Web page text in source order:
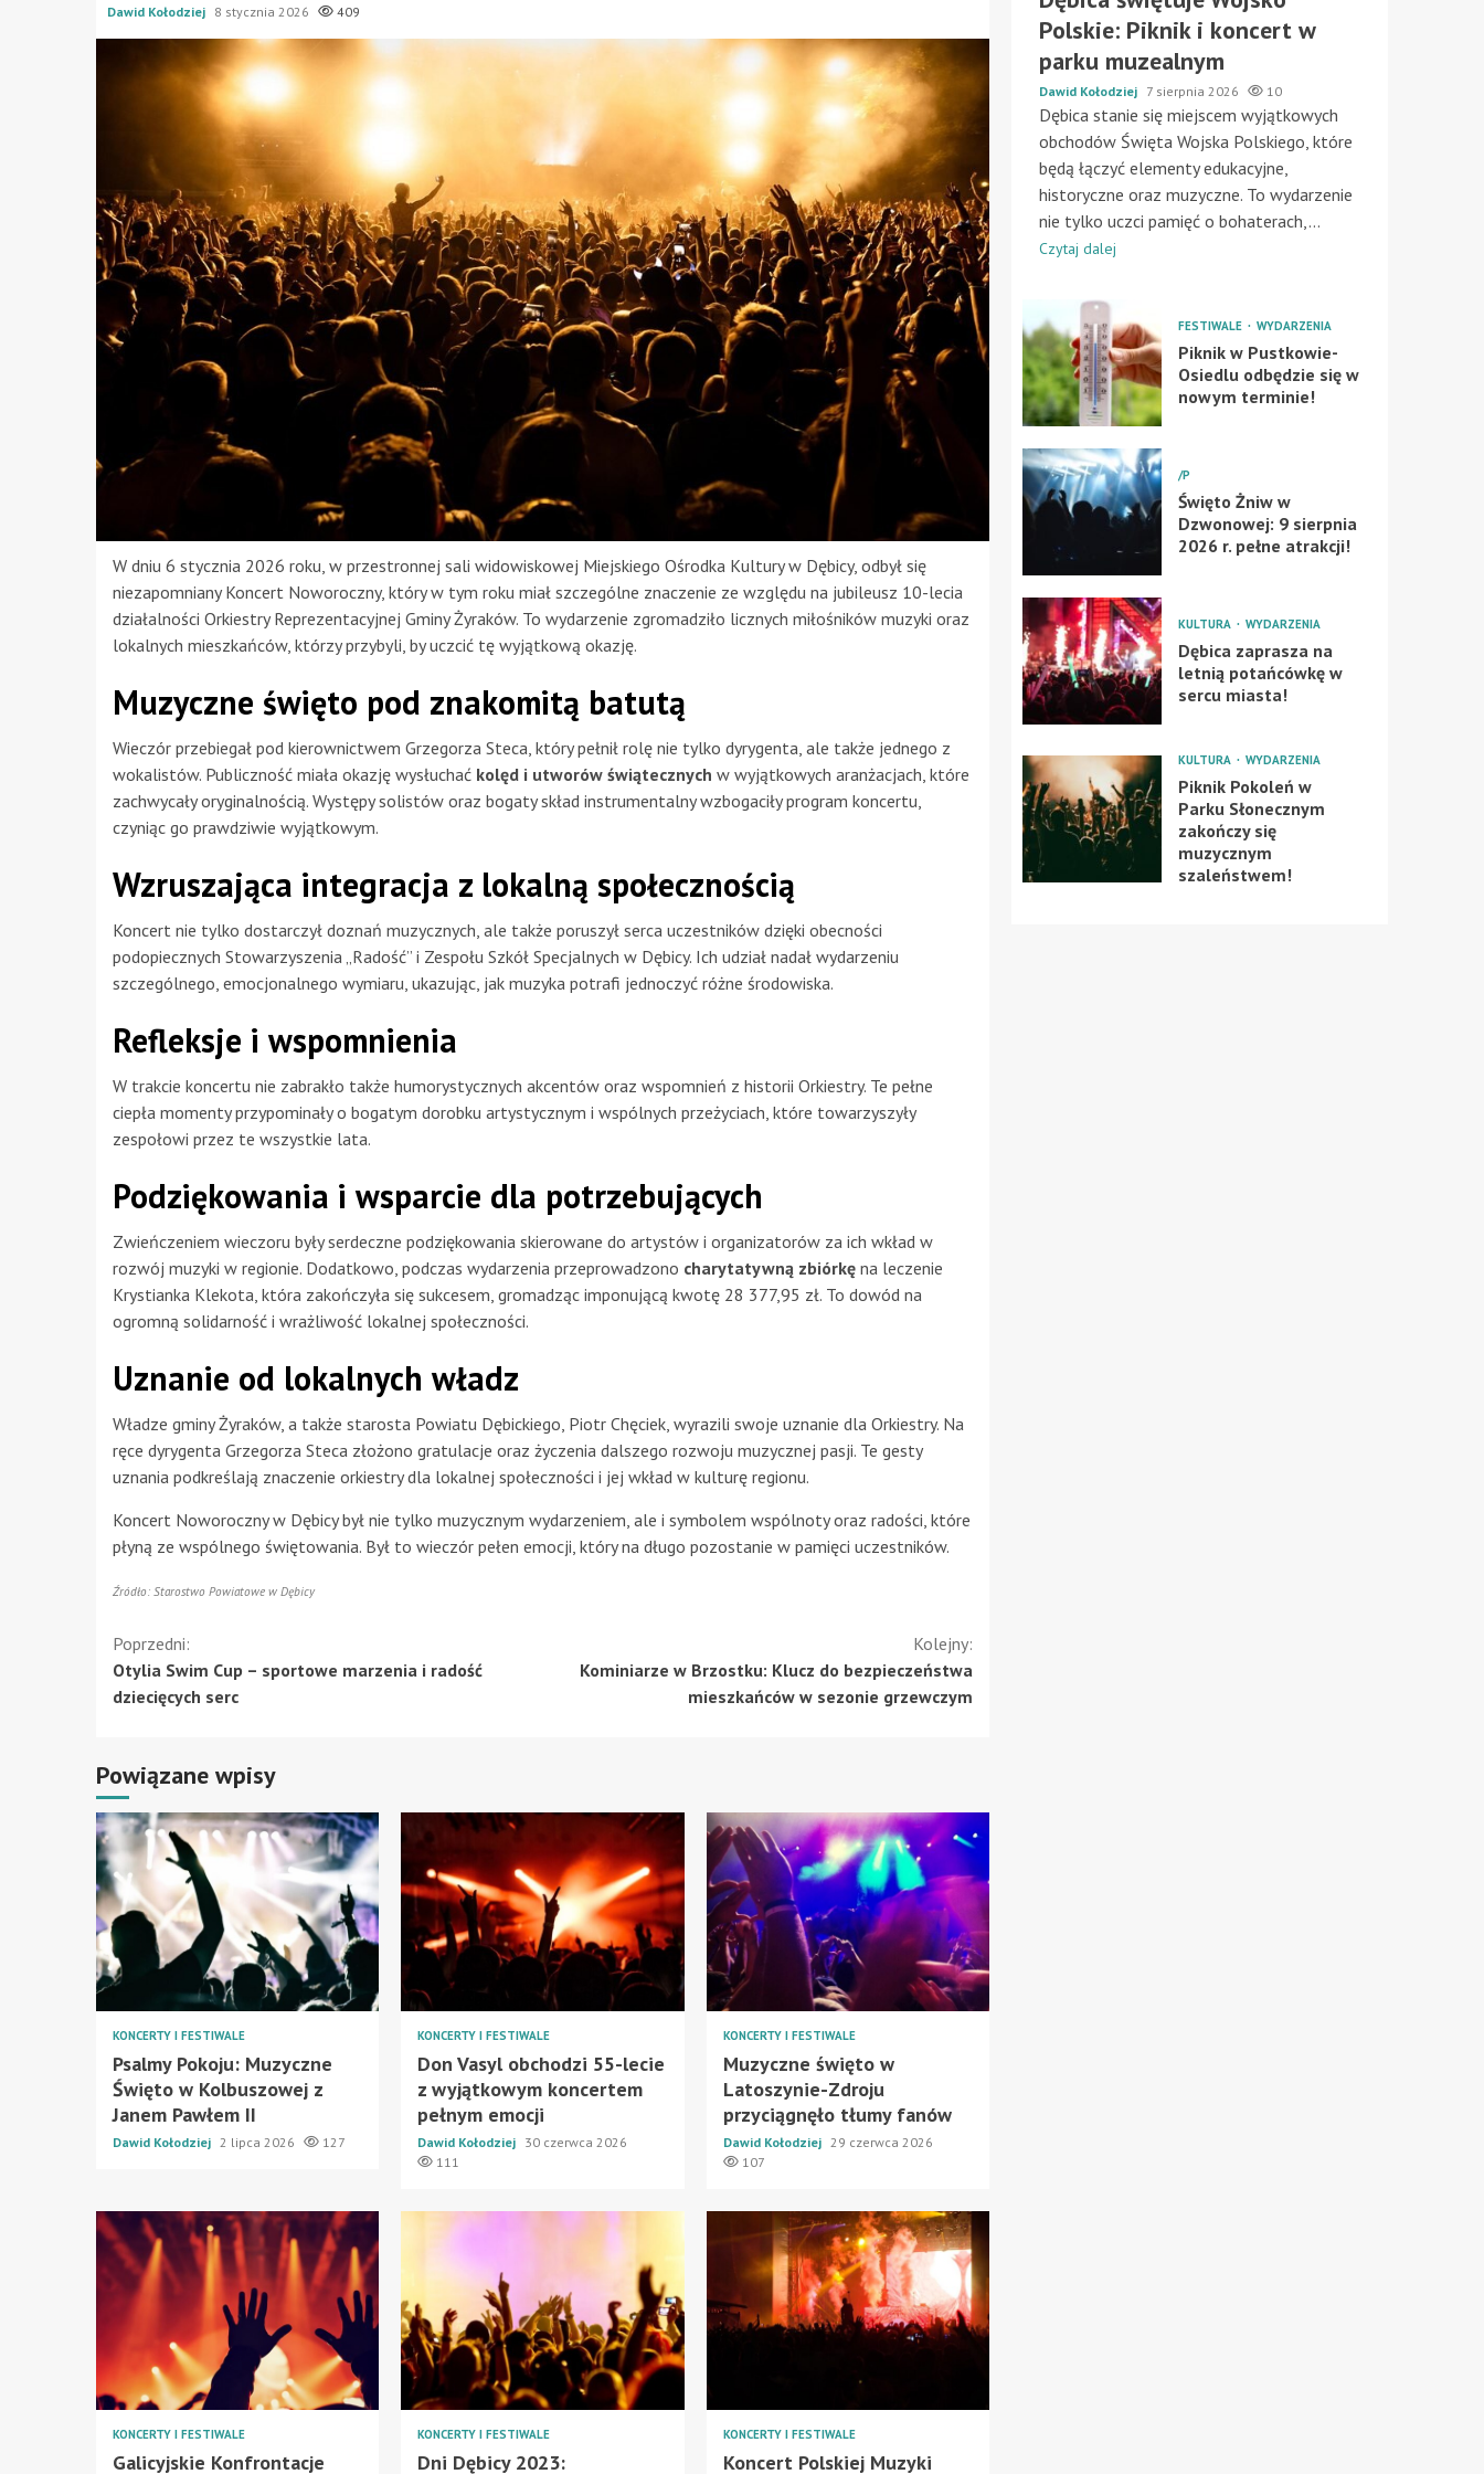
Dawid Kołodziej 8 stycznia 2026 409
W dniu 6 stycznia 2026 roku, w przestronnej sali widowiskowej Miejskiego Ośrodka Kultury w Dębicy, odbył się
niezapomniany Koncert Noworoczny, który w tym roku miał szczególne znaczenie ze względu na jubileusz 10-lecia
działalności Orkiestry Reprezentacyjnej Gminy Żyraków. To wydarzenie zgromadziło licznych miłośników muzyki oraz
lokalnych mieszkańców, którzy przybyli, by uczcić tę wyjątkową okazję.
Muzyczne święto pod znakomitą batutą
Wieczór przebiegał pod kierownictwem Grzegorza Steca, który pełnił rolę nie tylko dyrygenta, ale także jednego z
wokalistów. Publiczność miała okazję wysłuchać kolęd i utworów świątecznych w wyjątkowych aranżacjach, które
zachwycały oryginalnością. Występy solistów oraz bogaty skład instrumentalny wzbogaciły program koncertu,
czyniąc go prawdziwie wyjątkowym.
Wzruszająca integracja z lokalną społecznością
Koncert nie tylko dostarczył doznań muzycznych, ale także poruszył serca uczestników dzięki obecności
podopiecznych Stowarzyszenia „Radość” i Zespołu Szkół Specjalnych w Dębicy. Ich udział nadał wydarzeniu
szczególnego, emocjonalnego wymiaru, ukazując, jak muzyka potrafi jednoczyć różne środowiska.
Refleksje i wspomnienia
W trakcie koncertu nie zabrakło także humorystycznych akcentów oraz wspomnień z historii Orkiestry. Te pełne
ciepła momenty przypominały o bogatym dorobku artystycznym i wspólnych przeżyciach, które towarzyszyły
zespołowi przez te wszystkie lata.
Podziękowania i wsparcie dla potrzebujących
Zwieńczeniem wieczoru były serdeczne podziękowania skierowane do artystów i organizatorów za ich wkład w
rozwój muzyki w regionie. Dodatkowo, podczas wydarzenia przeprowadzono charytatywną zbiórkę na leczenie
Krystianka Klekota, która zakończyła się sukcesem, gromadząc imponującą kwotę 28 377,95 zł. To dowód na
ogromną solidarność i wrażliwość lokalnej społeczności.
Uznanie od lokalnych władz
Władze gminy Żyraków, a także starosta Powiatu Dębickiego, Piotr Chęciek, wyrazili swoje uznanie dla Orkiestry. Na
ręce dyrygenta Grzegorza Steca złożono gratulacje oraz życzenia dalszego rozwoju muzycznej pasji. Te gesty
uznania podkreślają znaczenie orkiestry dla lokalnej społeczności i jej wkład w kulturę regionu.
Koncert Noworoczny w Dębicy był nie tylko muzycznym wydarzeniem, ale i symbolem wspólnoty oraz radości, które
płyną ze wspólnego świętowania. Był to wieczór pełen emocji, który na długo pozostanie w pamięci uczestników.
Źródło: Starostwo Powiatowe w Dębicy
Kontynuuj
czytanie
Poprzedni:
Otylia Swim Cup – sportowe marzenia i radość
dziecięcych serc
Kolejny:
Kominiarze w Brzostku: Klucz do bezpieczeństwa
mieszkańców w sezonie grzewczym
Powiązane wpisy
KONCERTY I FESTIWALE
Psalmy Pokoju: Muzyczne
Święto w Kolbuszowej z
Janem Pawłem II
Dawid Kołodziej 2 lipca 2026 127
KONCERTY I FESTIWALE
Don Vasyl obchodzi 55-lecie
z wyjątkowym koncertem
pełnym emocji
Dawid Kołodziej 30 czerwca 2026
111
KONCERTY I FESTIWALE
Muzyczne święto w
Latoszynie-Zdroju
przyciągnęło tłumy fanów
Dawid Kołodziej 29 czerwca 2026
107
KONCERTY I FESTIWALE
Galicyjskie Konfrontacje
KONCERTY I FESTIWALE
Dni Dębicy 2023:
KONCERTY I FESTIWALE
Koncert Polskiej Muzyki
Polskie: Piknik i koncert w
parku muzealnym
Dawid Kołodziej 7 sierpnia 2026 10
Dębica stanie się miejscem wyjątkowych
obchodów Święta Wojska Polskiego, które
będą łączyć elementy edukacyjne,
historyczne oraz muzyczne. To wydarzenie
nie tylko uczci pamięć o bohaterach,...
Czytaj dalej
FESTIWALE WYDARZENIA
Piknik w Pustkowie-
Osiedlu odbędzie się w
nowym terminie!
/P
Święto Żniw w
Dzwonowej: 9 sierpnia
2026 r. pełne atrakcji!
KULTURA WYDARZENIA
Dębica zaprasza na
letnią potańcówkę w
sercu miasta!
KULTURA WYDARZENIA
Piknik Pokoleń w
Parku Słonecznym
zakończy się
muzycznym
szaleństwem!